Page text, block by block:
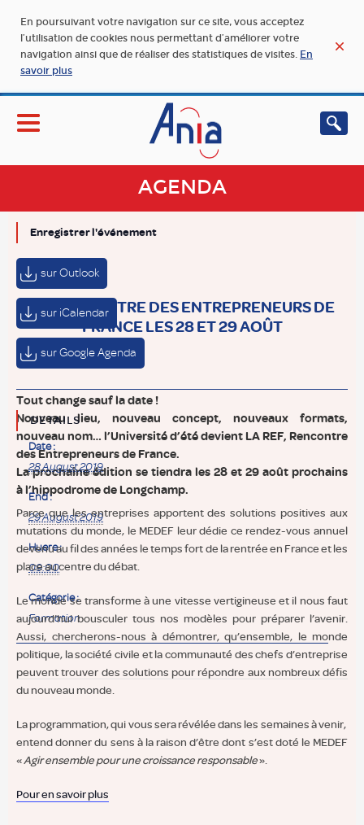
En poursuivant votre navigation sur ce site, vous acceptez
l’utilisation de cookies nous permettant d’améliorer votre
navigation ainsi que de réaliser des statistiques de visites. En
savoir plus
AGENDA
LA RENCONTRE DES ENTREPRENEURS DE
FRANCE LES 28 ET 29 AOÛT
Tout change sauf la date !
Nouveau lieu, nouveau concept, nouveaux formats,
nouveau nom… l’Université d’été devient LA REF, Rencontre
des Entrepreneurs de France.
La prochaine édition se tiendra les 28 et 29 août prochains
à l’hippodrome de Longchamp.
Enregistrer l'événement
sur Outlook
sur iCalendar
sur Google Agenda
DETAILS
Date :
28 August 2019
End :
29 August 2019
Huere :
09:00
Catégorie :
Formation
Parce que les entreprises apportent des solutions positives aux
mutations du monde, le MEDEF leur dédie ce rendez-vous annuel
devenu au fil des années le temps fort de la rentrée en France et les
place au centre du débat.
Le monde se transforme à une vitesse vertigineuse et il nous faut
aujourd’hui bousculer tous nos modèles pour préparer l’avenir.
Aussi, chercherons-nous à démontrer, qu’ensemble, le monde
politique, la société civile et la communauté des chefs d’entreprise
peuvent trouver des solutions pour répondre aux nombreux défis
du nouveau monde.
La programmation, qui vous sera révélée dans les semaines à venir,
entend donner du sens à la raison d’être dont s’est doté le MEDEF
«Agir ensemble pour une croissance responsable».
Pour en savoir plus